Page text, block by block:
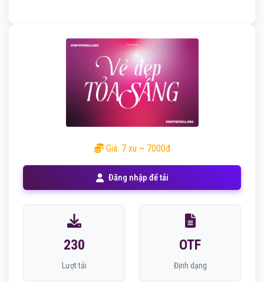
Giá: 7 xu ~ 7000đ
Đăng nhập để tải
230
Lượt tải
OTF
Định dạng